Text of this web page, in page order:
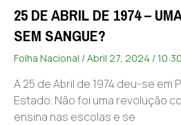
25 DE ABRIL DE 1974 –
SEM SANGUE?
Folha Nacional Abril 27, 2024
A 25 de Abril de 1974 deu-se em
Estado. Não foi uma revolução
ensina nas escolas e se